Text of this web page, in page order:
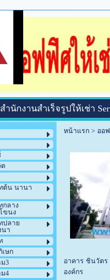
สำนักงานสำเร็จรูปให้เช่า
ต้น นานา
กลาง
ขนง
ปลาย
นา
ษก
3
4
หน้าแรก> ออ
อาคาร ชินวัตร
องค์กร